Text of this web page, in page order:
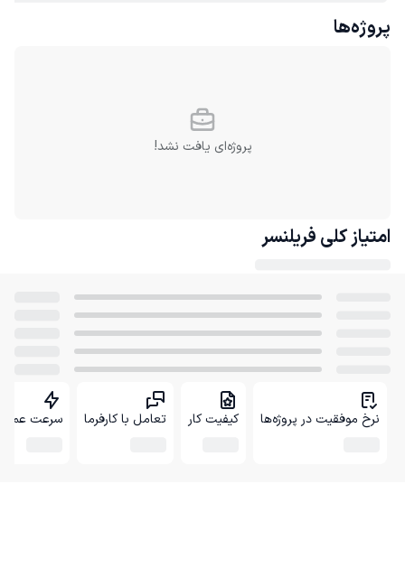
پروژه‌ها
پروژه‌ای یافت نشد!
امتیاز کلی فریلنسر
نرخ موفقیت در پروژه‌ها کیفیت کار تعامل با کارفرما سرعت عمل